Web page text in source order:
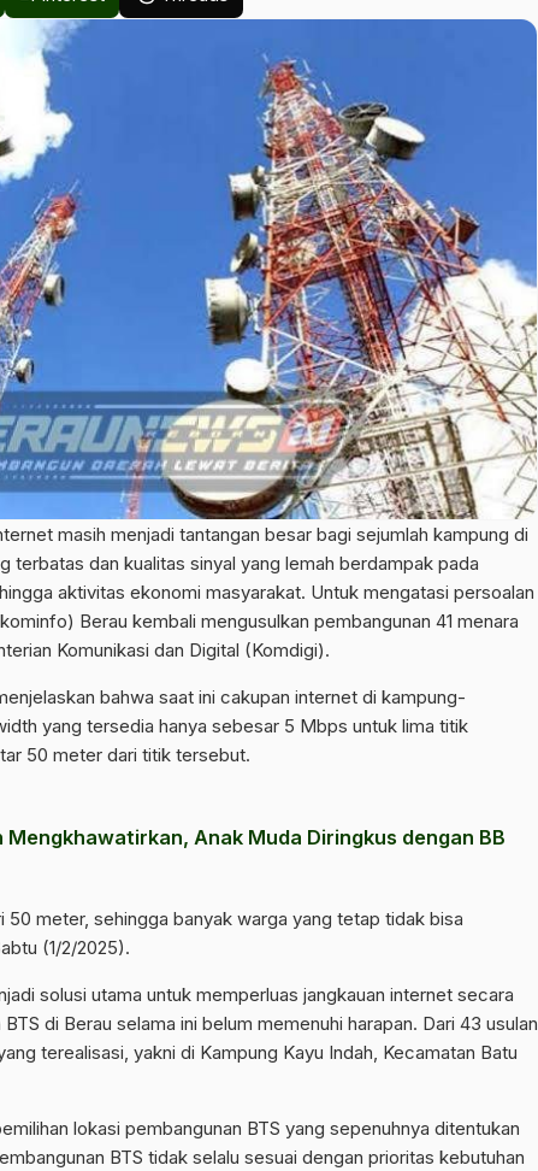
masih menjadi tantangan besar bagi sejumlah kampung di
terbatas dan kualitas sinyal yang lemah berdampak pada
aktivitas ekonomi masyarakat. Untuk mengatasi persoalan
Berau kembali mengusulkan pembangunan 41 menara
Komunikasi dan Digital (Komdigi).
bahwa saat ini cakupan internet di kampung-
yang tersedia hanya sebesar 5 Mbps untuk lima titik
50 meter dari titik tersebut.
Anak Muda Diringkus dengan BB
50 meter, sehingga banyak warga yang tetap tidak bisa
(1/2/2025).
solusi utama untuk memperluas jangkauan internet secara
di Berau selama ini belum memenuhi harapan. Dari 43 usulan
terealisasi, yakni di Kampung Kayu Indah, Kecamatan Batu
lokasi pembangunan BTS yang sepenuhnya ditentukan
BTS tidak selalu sesuai dengan prioritas kebutuhan